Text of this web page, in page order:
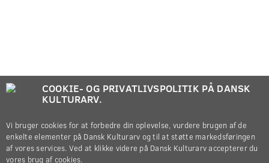
COOKIE- OG PRIVATLIVSPOLITIK PÅ DANSK
KULTURARV.
Vi bruger cookies for at forbedre din oplevelse, vurdere brugen af de
enkelte elementer på Dansk Kulturarv og til at støtte markedsføringen
af vores services. Ved at klikke videre på Dansk Kulturarv accepterer du
vores brug af cookies.